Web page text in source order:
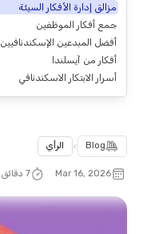
مزالق إدارة الأفكار السيئة
جمع أفكار الموظفين
أفضل المبدعين الإسكندنافيين
أفكار من آيسلندا
أسرار الابتكار الاسكندنافي
Blog
> الرأي
Mar 16, 2026 7 دقائق.